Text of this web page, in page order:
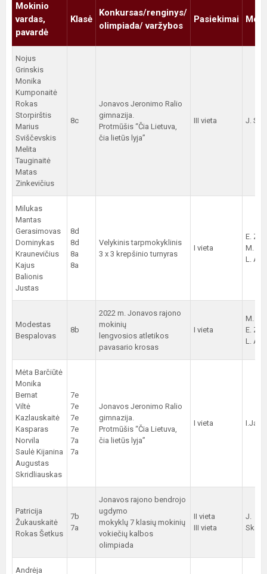
Mokinio
vardas,
pavardė
Klasė
Konkursas/renginys/
olimpiada/ varžybos
Pasiekimai
Nojus
Grinskis
Monika
Kumponaitė
Rokas
Storpirštis
Marius
Sviščevskis
Melita
Tauginaitė
Matas
Zinkevičius
8c
Jonavos Jeronimo Ralio
gimnazija.
Protmūšis “Čia Lietuva,
čia lietūs lyja”
III vieta J.
Milukas
Mantas
Gerasimovas
Dominykas
Kraunevičius
Kajus
Balionis
Justas
8d
8d
8a
8a
Velykinis tarpmokyklinis
3 x 3 krepšinio turnyras
I vieta
E.
M.
L.
Modestas
Bespalovas
8b
2022 m. Jonavos rajono
mokinių
lengvosios atletikos
pavasario krosas
I vieta
M.
E.
L.
Mėta Barčiūtė
Monika
Bernat
Viltė
Kazlauskaitė
Kasparas
Norvila
Saulė Kijanina
Augustas
Skridliauskas
7e
7e
7e
7e
7a
7a
Jonavos Jeronimo Ralio
gimnazija.
Protmūšis “Čia Lietuva,
čia lietūs lyja”
I vieta
Patricija
Žukauskaitė
Rokas Šetkus
7b
7a
Jonavos rajono bendrojo
ugdymo
mokyklų 7 klasių mokinių
vokiečių kalbos
olimpiada
II vieta
III vieta
J.
Andrėja